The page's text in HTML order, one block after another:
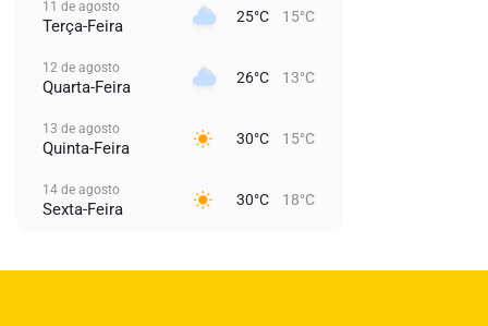
11 de agosto
Terça-Feira 25°C 15°C
12 de agosto
Quarta-Feira 26°C 13°C
13 de agosto
Quinta-Feira 30°C 15°C
14 de agosto
Sexta-Feira 30°C 18°C